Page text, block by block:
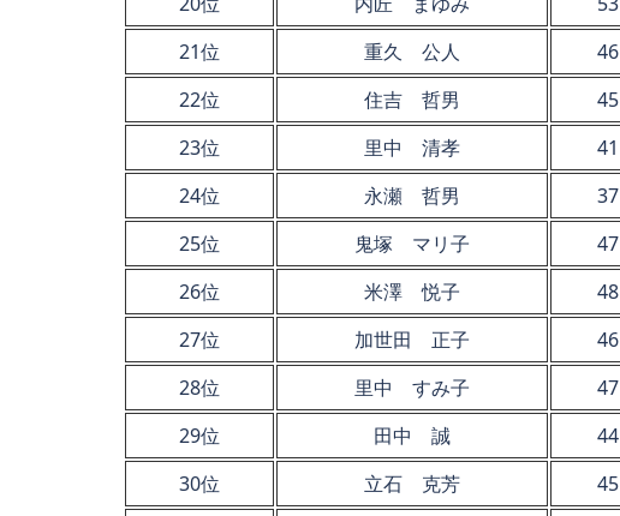
21位
重久 公人 46
22位
住吉 哲男 45
23位
里中 清孝 41
24位
永瀬 哲男 37
25位
鬼塚 マリ子 47
26位
米澤 悦子 48
27位
加世田 正子 46
28位
里中 すみ子 47
29位
田中 誠 44
30位
立石 克芳 45